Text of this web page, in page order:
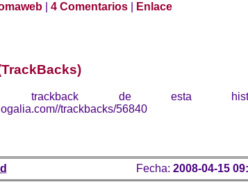
4 Comentarios
Enlace
de esta
trackbacks/56840
Fecha: 2008-04-15